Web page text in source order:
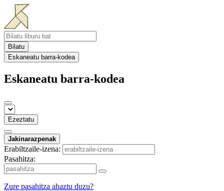
Bilatu
Eskaneatu barra-kodea
Eskaneatu barra-kodea
Ezeztatu
Jakinarazpenak
Erabiltzaile-izena:
Pasahitza:
Zure pasahitza ahaztu duzu?